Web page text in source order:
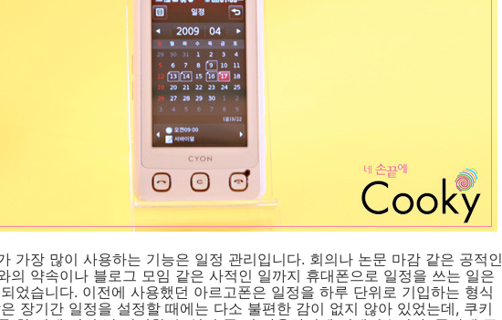
가장 많이 사용하는 기능은 일정 관리입니다. 회의나 논문 마감 같은 공적인
의 약속이나 블로그 모임 같은 사적인 일까지 휴대폰으로 일정을 쓰는 일은
었습니다. 이전에 사용했던 아르고폰은 일정을 하루 단위로 기입하는 형식
장기간 일정을 설정할 때에는 다소 불편한 감이 없지 않아 있었는데, 쿠키